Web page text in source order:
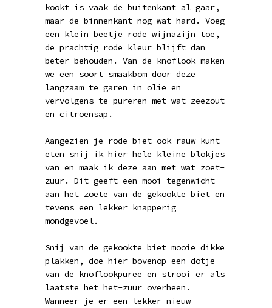
kookt is vaak de buitenkant al gaar,
maar de binnenkant nog wat hard. Voeg
een klein beetje rode wijnazijn toe,
de prachtig rode kleur blijft dan
beter behouden. Van de knoflook maken
we een soort smaakbom door deze
langzaam te garen in olie en
vervolgens te pureren met wat zeezout
en citroensap.
Aangezien je rode biet ook rauw kunt
eten snij ik hier hele kleine blokjes
van en maak ik deze aan met wat zoet-
zuur. Dit geeft een mooi tegenwicht
aan het zoete van de gekookte biet en
tevens een lekker knapperig
mondgevoel.
Snij van de gekookte biet mooie dikke
plakken, doe hier bovenop een dotje
van de knoflookpuree en strooi er als
laatste het het-zuur overheen.
Wanneer je er een lekker nieuw